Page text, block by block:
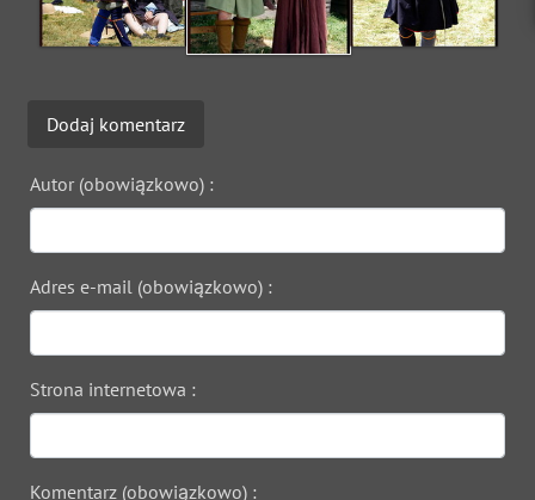
Dodaj komentarz
Autor (obowiązkowo) :
Adres e-mail (obowiązkowo) :
Strona internetowa :
Komentarz (obowiązkowo) :